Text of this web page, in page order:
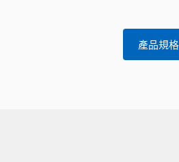
產品規